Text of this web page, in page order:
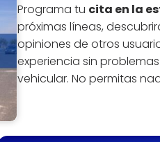
Programa tu cita en la
próximas líneas,
opiniones de otros
experiencia sin
vehicular. No permitas